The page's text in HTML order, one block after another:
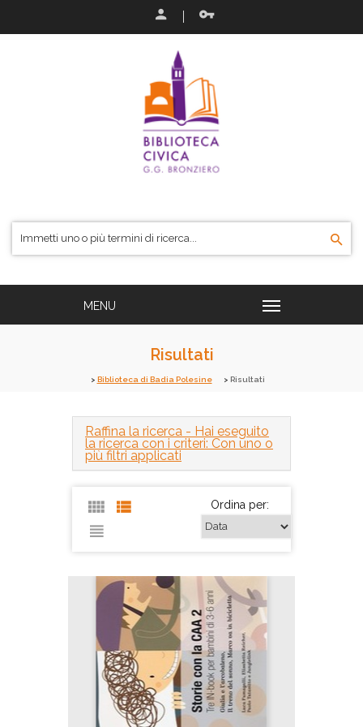
Risultati
Biblioteca di Badia Polesine Risultati
Raffina la ricerca - Hai eseguito
la ricerca con i criteri: Con uno o
più filtri applicati
Ordina per: